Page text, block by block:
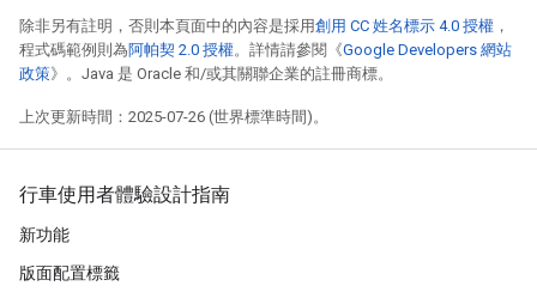
除非另有註明，否則本頁面中的內容是採用創用 CC 姓名標示 4.0 授權 ，
程式碼範例則為阿帕契 2.0 授權。詳情請參閱《Google Developers 網站
政策》。Java 是 Oracle 和/或其關聯企業的註冊商標。
上次更新時間：2025-07-26 (世界標準時間)。
行車使用者體驗設計指南
新功能
版面配置標籤